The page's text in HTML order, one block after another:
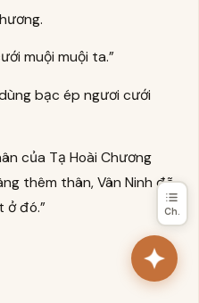
Ch.
muội muội ta.”
bạc ép ngươi cưới
của Tạ Hoài Chương
thêm thân, Vân Ninh đã
ở đó.”